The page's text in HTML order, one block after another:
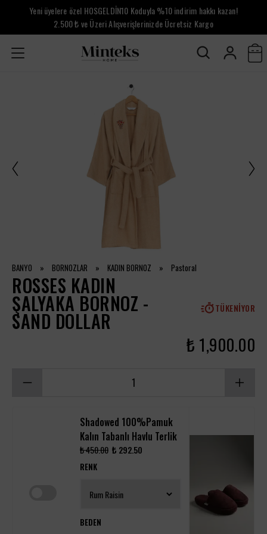
Yeni üyelere özel HOSGELDİN10 Koduyla %10 indirim hakkı kazan!
2.500 ₺ ve Üzeri Alışverişlerinizde Ücretsiz Kargo
BANYO » BORNOZLAR » KADIN BORNOZ » Pastoral
ROSSES KADIN
ŞALYAKA BORNOZ -
SAND DOLLAR TÜKENIYOR
₺ 1,900.00
Shadowed 100%Pamuk
Kalın Tabanlı Havlu Terlik
₺ 450.00 ₺ 292.50
RENK
BEDEN